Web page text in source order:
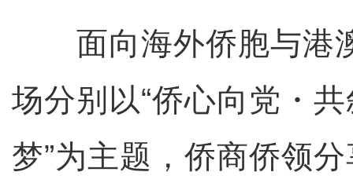
面向海外侨胞与港
场分别以“侨心向党・
梦”为主题，侨商侨领